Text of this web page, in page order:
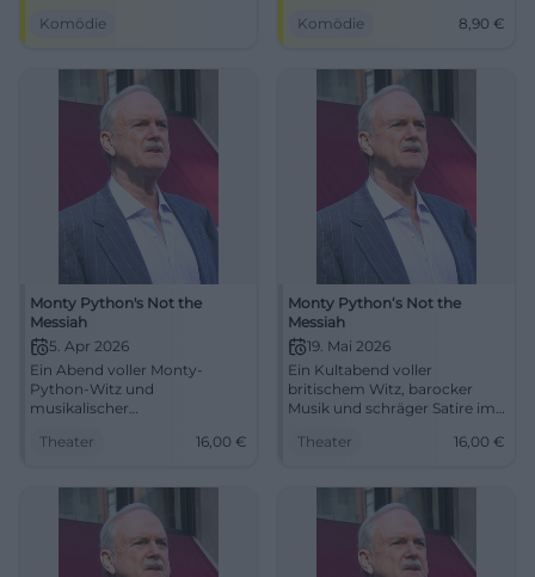
für Comedy- und Musikfans,
lieben.
Komödie
02.04.2026 um 20:30 Uhr,
#ComedyKlassiker
Komödie 8,90 €
Monty Python's Not the
Messiah
5. Apr 2026
Ein Abend voller Monty-
Python-Witz und
musikalischer
Gelsenkirchen: barock,
05.04.2026, ab 16 €. #Theater
Theater 16,00 €
Monty Python‘s Not the
Messiah
19. Mai 2026
Ein Kultabend voller
britischem Witz, barocker
Musik und schräger Satire im
19.05.2026 um 19:30 Uhr ab 16
Theater 16,00 €